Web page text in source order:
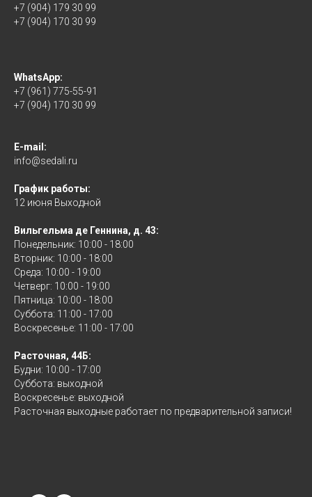
+7 (904) 179 30 99
+7 (904) 170 30 99
WhatsApp:
+7 (961) 775-55-91
+7 (904) 170 30 99
E-mail:
info@sedali.ru
График работы:
12 июня Выходной
Вильгельма де Геннина, д. 43:
Понедельник: 10:00 - 18:00
Вторник: 10:00 - 18:00
Среда: 10:00 - 19:00
Четверг: 10:00 - 19:00
Пятница: 10:00 - 18:00
Суббота: 11:00 - 17:00
Воскресенье: 11:00 - 17:00
Расточная, 44Б:
Будни: 10:00 - 17:00
Суббота: выходной
Воскресенье: выходной
Расточная выходные работает по предварительной записи!